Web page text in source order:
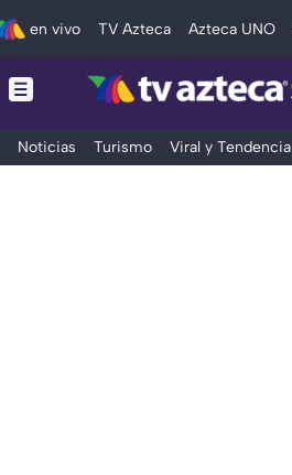
en vivo TV Azteca Azteca UNO
Noticias Turismo Viral y Tendencia